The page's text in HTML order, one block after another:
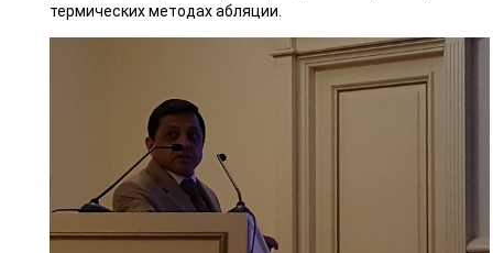
термических методах абляции.